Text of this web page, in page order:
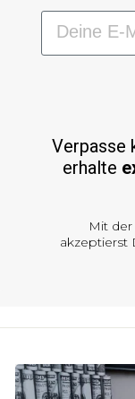
Verpasse
erhalte
Mit
akzeptierst